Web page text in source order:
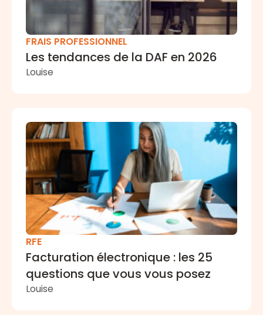
FRAIS PROFESSIONNEL
Les tendances de la DAF en 2026
Louise
RFE
Facturation électronique : les 25
questions que vous vous posez
Louise